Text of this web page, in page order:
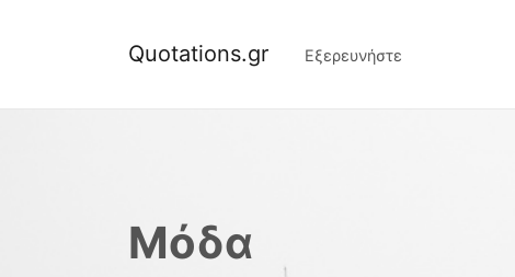
Quotations.gr Εξερευνήστε
Μόδα